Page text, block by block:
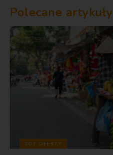
Polecane artykuły
TOP OFERTY